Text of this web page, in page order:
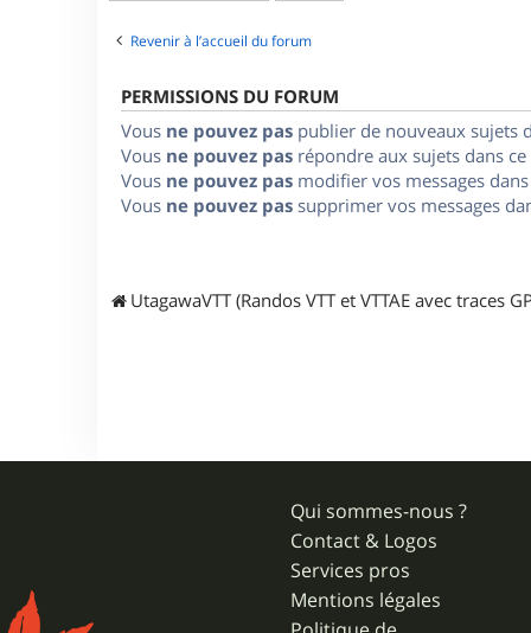
Revenir à l’accueil du forum
PERMISSIONS DU FORUM
Vous ne pouvez pas publier de nouveaux sujets
Vous ne pouvez pas répondre aux sujets dans
Vous ne pouvez pas modifier vos messages
Vous ne pouvez pas supprimer vos messages
UtagawaVTT (Randos VTT et VTTAE avec traces
Qui sommes-nous ?
Contact & Logos
Services pros
Mentions légales